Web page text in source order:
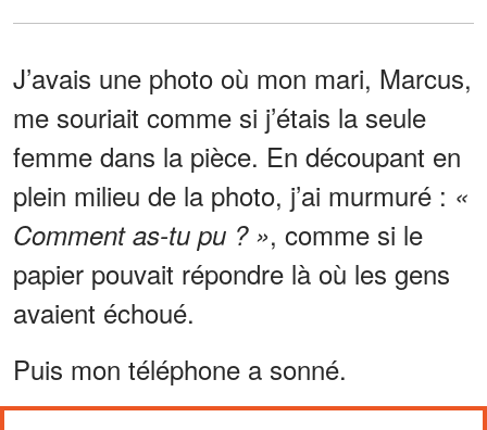
J’avais une photo où mon mari, Marcus,
me souriait comme si j’étais la seule
femme dans la pièce. En découpant en
plein milieu de la photo, j’ai murmuré : «
Comment as-tu pu ? », comme si le
papier pouvait répondre là où les gens
avaient échoué.
Puis mon téléphone a sonné.